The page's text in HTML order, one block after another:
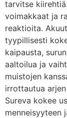
tarvitse
voimakkaat ja
reaktioita.
tyypillisesti
kaipausta,
aaltoilua ja
muistojen
irrottautua
Sureva kokee
menneisyyteen